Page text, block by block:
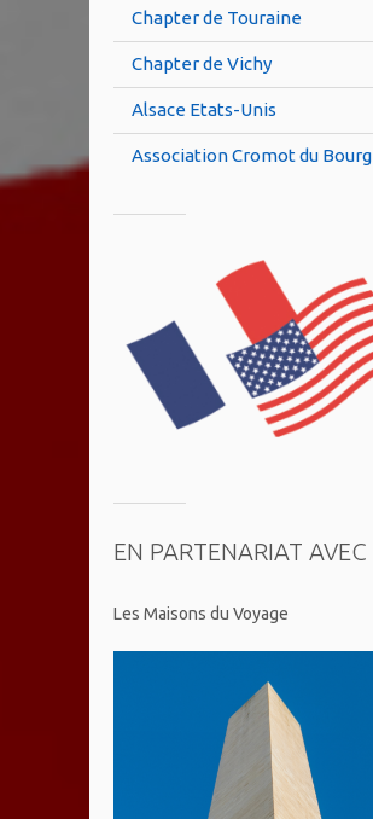
Chapter de Touraine
Chapter de Vichy
Alsace Etats-Unis
Association Cromot du Bourg
EN PARTENARIAT AVEC
Les Maisons du Voyage